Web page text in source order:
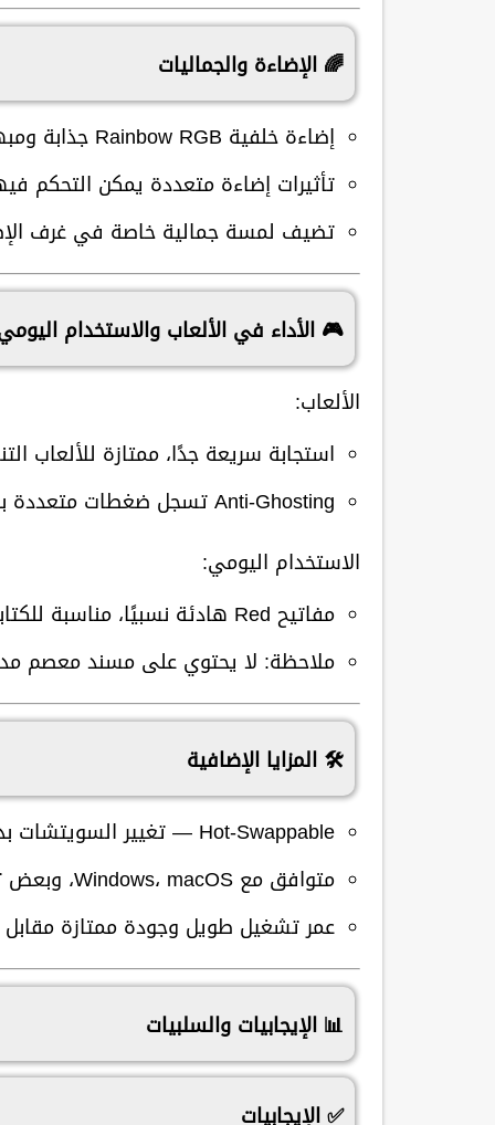
🌈 الإضاءة والجماليات
إضاءة خلفية Rainbow RGB
جذابة
تأثيرات إضاءة متعددة يمكن التحكم
تضيف لمسة جمالية خاصة في غرف
🎮 الأداء في الألعاب والاستخدام
الألعاب:
استجابة سريعة جدًا، ممتازة للألعاب
Anti-Ghostingتسجل ضغطات متعددة
الاستخدام اليومي:
مفاتيح Red هادئة نسبيًا، مناسبة للكتابة الطويلة والعمل المكتبي.
ملاحظة: لا يحتوي على مسند معصم
🛠 المزايا الإضافية
Hot‑Swappable — تغيير السويتشات
متوافق مع Windows، macOS، وبعض توزيعات Linux
عمر تشغيل طويل وجودة ممتازة
📊 الإيجابيات والسلبيات
✅ الإيجابيات